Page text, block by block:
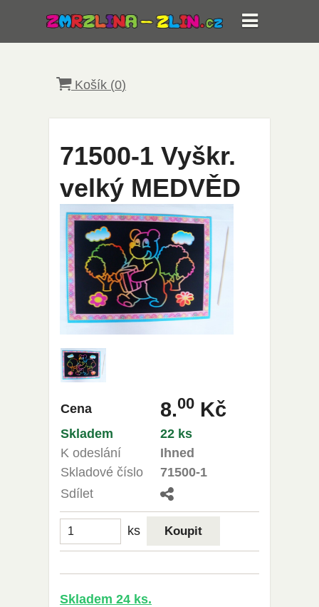
Košík (0)
71500-1 Vyškr.
velký MEDVĚD
Cena 8.00 Kč
Skladem
22 ks
K odeslání
Ihned
Skladové číslo
71500-1
Sdílet
ks
Skladem 24 ks.